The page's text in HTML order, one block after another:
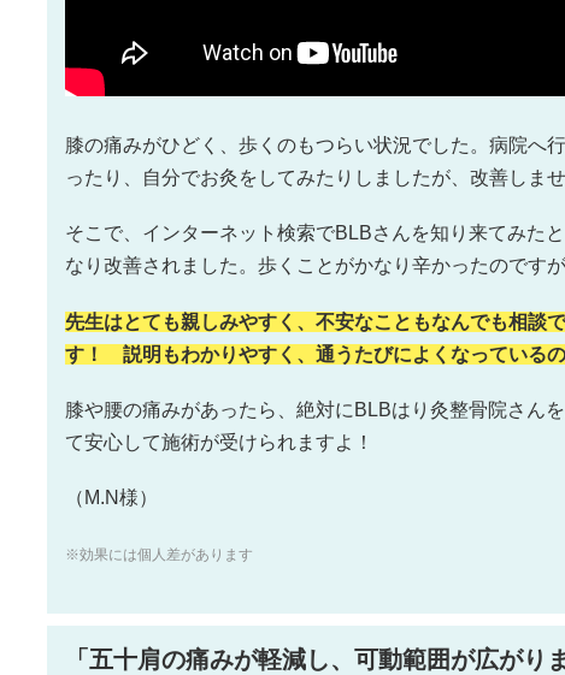
膝の痛みがひどく、歩くのもつらい状況でした。病院へ
ったり、自分でお灸をしてみたりしましたが、改善しませ
そこで、インターネット検索でBLBさんを知り来てみた
なり改善されました。歩くことがかなり辛かったのです
先生はとても親しみやすく、不安なこともなんでも相談
す！ 説明もわかりやすく、通うたびによくなっているの
膝や腰の痛みがあったら、絶対にBLBはり灸整骨院さん
て安心して施術が受けられますよ！
（M.N様）
※効果には個人差があります
「五十肩の痛みが軽減し、可動範囲が広がり